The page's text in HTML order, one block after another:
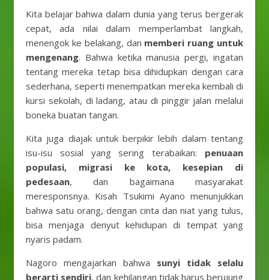
Kita belajar bahwa dalam dunia yang terus bergerak
cepat, ada nilai dalam memperlambat langkah,
menengok ke belakang, dan memberi ruang untuk
mengenang. Bahwa ketika manusia pergi, ingatan
tentang mereka tetap bisa dihidupkan dengan cara
sederhana, seperti menempatkan mereka kembali di
kursi sekolah, di ladang, atau di pinggir jalan melalui
boneka buatan tangan.
Kita juga diajak untuk berpikir lebih dalam tentang
isu-isu sosial yang sering terabaikan: penuaan
populasi, migrasi ke kota, kesepian di
pedesaan, dan bagaimana masyarakat
meresponsnya. Kisah Tsukimi Ayano menunjukkan
bahwa satu orang, dengan cinta dan niat yang tulus,
bisa menjaga denyut kehidupan di tempat yang
nyaris padam.
Nagoro mengajarkan bahwa sunyi tidak selalu
berarti sendiri, dan kehilangan tidak harus berujung